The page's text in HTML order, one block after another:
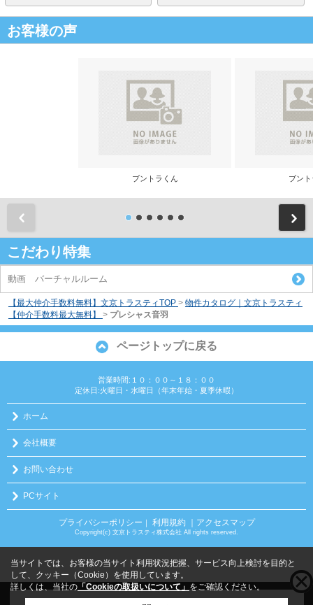
お客様の声
ブントラくん ブン
こだわり特集
動画 バーチャルルーム
【最大仲介手数料無料】文京トラスティTOP > 物件カタログ｜文京トラスティ
【仲介手数料最大無料】
> プレシャス音羽
ページトップに戻る
営業時間:１０：００～１８：００
定休日:火曜日・水曜日（年末年始・夏季休暇）
ホーム
会社概要
お問い合わせ
PCサイト
プライバシーポリシー 利用規約 ｜アクセスマップ
Copyright(c) 文京トラスティ株式会社 All rights reserved.
当サイトでは、お客様の当サイト利用状況把握、サービス向上検討を目的と
して、クッキー（Cookie）を使用しています。
詳しくは、当社の 「Cookieの取扱いについて」 をご確認ください。